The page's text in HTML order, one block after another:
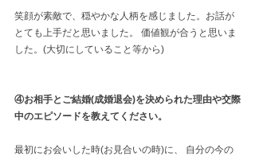
笑顔が素敵で、穏やかな人柄を感じました。お話が
とても上手だと思いました。 価値観が合うと思いま
した。(大切にしていること等から)
④お相手とご結婚(成婚退会)を決められた理由や交際
中のエピソードを教えてください。
最初にお会いした時(お見合いの時)に、 自分の今の